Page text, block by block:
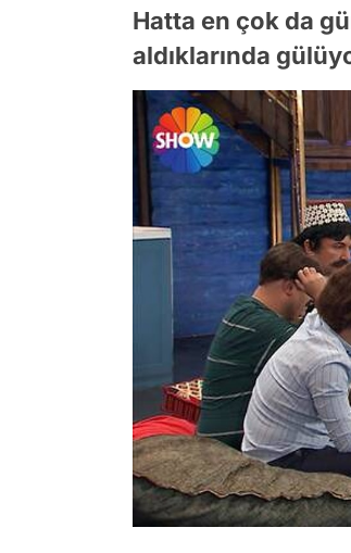
Hatta en çok da
aldıklarında